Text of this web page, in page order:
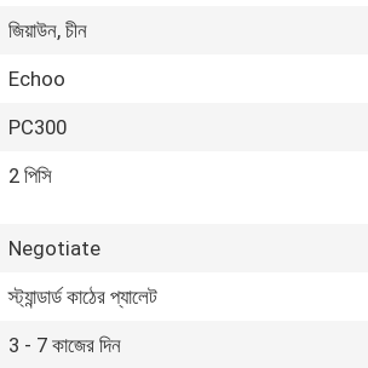
জিয়াউন, চীন
Echoo
PC300
2 পিসি
Negotiate
স্ট্যান্ডার্ড কাঠের প্যালেট
3 - 7 কাজের দিন